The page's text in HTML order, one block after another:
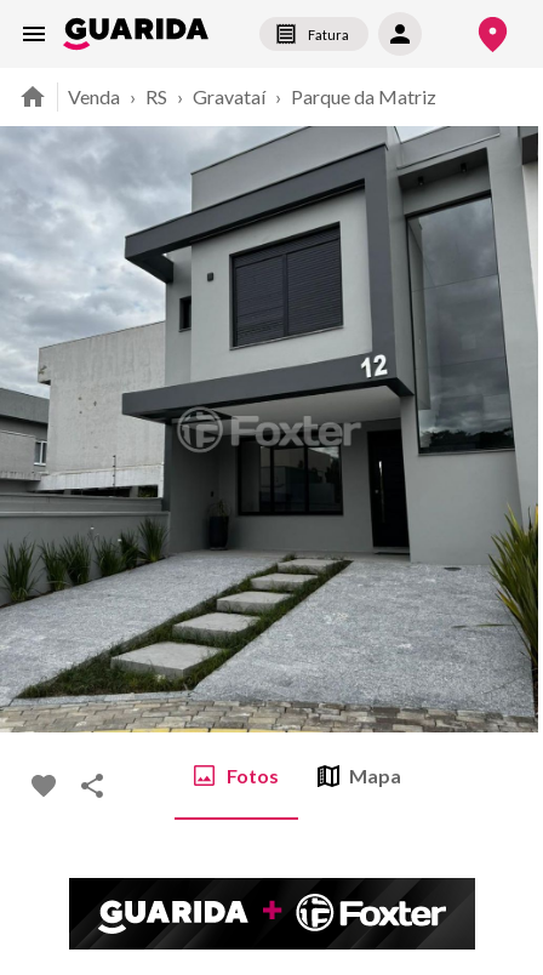
Fatura
Venda › RS › Gravataí › Parque da Matriz
Fotos Mapa